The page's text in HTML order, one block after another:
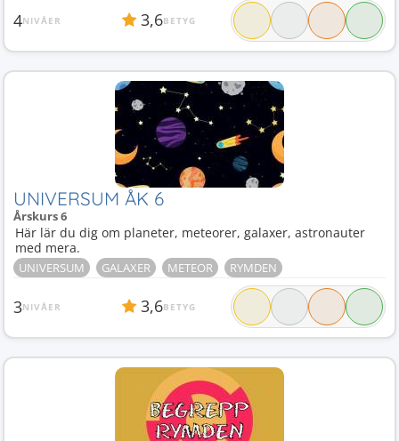
4NIVÅER 3,6BETYG
UNIVERSUM ÅK 6
Årskurs 6
Här lär du dig om planeter, meteorer, galaxer, astronauter
med mera.
UNIVERSUM GALAXER METEOR RYMDEN
3NIVÅER 3,6BETYG